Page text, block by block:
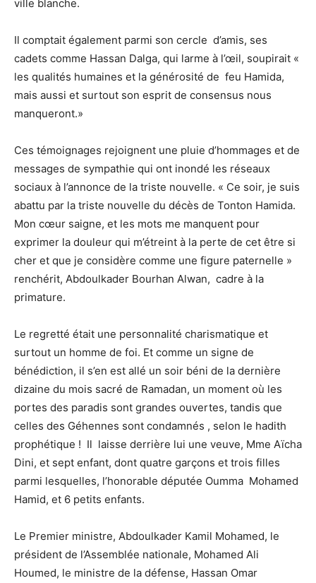
ville blanche.
Il comptait également parmi son cercle d’amis, ses
cadets comme Hassan Dalga, qui larme à l’œil, soupirait «
les qualités humaines et la générosité de feu Hamida,
mais aussi et surtout son esprit de consensus nous
manqueront.»
Ces témoignages rejoignent une pluie d’hommages et de
messages de sympathie qui ont inondé les réseaux
sociaux à l’annonce de la triste nouvelle. « Ce soir, je suis
abattu par la triste nouvelle du décès de Tonton Hamida.
Mon cœur saigne, et les mots me manquent pour
exprimer la douleur qui m’étreint à la perte de cet être si
cher et que je considère comme une figure paternelle »
renchérit, Abdoulkader Bourhan Alwan, cadre à la
primature.
Le regretté était une personnalité charismatique et
surtout un homme de foi. Et comme un signe de
bénédiction, il s’en est allé un soir béni de la dernière
dizaine du mois sacré de Ramadan, un moment où les
portes des paradis sont grandes ouvertes, tandis que
celles des Géhennes sont condamnés , selon le hadith
prophétique ! Il laisse derrière lui une veuve, Mme Aïcha
Dini, et sept enfant, dont quatre garçons et trois filles
parmi lesquelles, l’honorable députée Oumma Mohamed
Hamid, et 6 petits enfants.
Le Premier ministre, Abdoulkader Kamil Mohamed, le
président de l’Assemblée nationale, Mohamed Ali
Houmed, le ministre de la défense, Hassan Omar